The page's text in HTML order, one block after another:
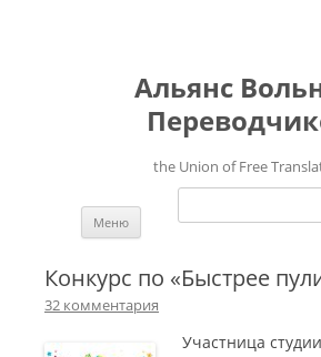
Альянс
the Union of Free
Найти:
Меню
Конкурс по «Быстрее
32 комментария
Участница